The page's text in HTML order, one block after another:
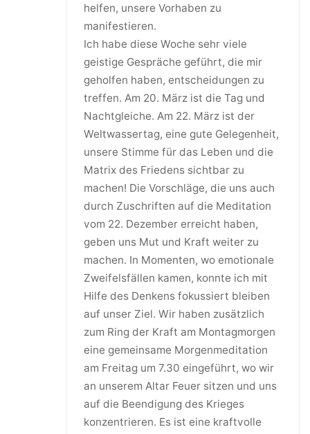
helfen, unsere Vorhaben zu
manifestieren.
Ich habe diese Woche sehr viele
geistige Gespräche geführt, die mir
geholfen haben, entscheidungen zu
treffen. Am 20. März ist die Tag und
Nachtgleiche. Am 22. März ist der
Weltwassertag, eine gute Gelegenheit,
unsere Stimme für das Leben und die
Matrix des Friedens sichtbar zu
machen! Die Vorschläge, die uns auch
durch Zuschriften auf die Meditation
vom 22. Dezember erreicht haben,
geben uns Mut und Kraft weiter zu
machen. In Momenten, wo emotionale
Zweifelsfällen kamen, konnte ich mit
Hilfe des Denkens fokussiert bleiben
auf unser Ziel. Wir haben zusätzlich
zum Ring der Kraft am Montagmorgen
eine gemeinsame Morgenmeditation
am Freitag um 7.30 eingeführt, wo wir
an unserem Altar Feuer sitzen und uns
auf die Beendigung des Krieges
konzentrieren. Es ist eine kraftvolle